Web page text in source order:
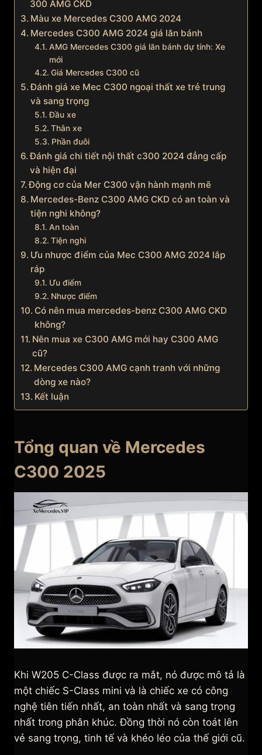
300 AMG CKD
Màu xe Mercedes C300 AMG 2024
Mercedes C300 AMG 2024 giá lăn bánh
AMG Mercedes C300 giá lăn bánh dự tính: Xe
mới
Giá Mercedes C300 cũ
Đánh giá xe Mec C300 ngoại thất xe trẻ trung
và sang trọng
Đầu xe
Thân xe
Phần đuôi
Đánh giá chi tiết nội thất c300 2024 đẳng cấp
và hiện đại
Động cơ của Mer C300 vận hành mạnh mẽ
Mercedes-Benz C300 AMG CKD có an toàn và
tiện nghi không?
An toàn
Tiện nghi
Ưu nhược điểm của Mec C300 AMG 2024 lắp
ráp
Ưu điểm
Nhược điểm
Có nên mua mercedes-benz C300 AMG CKD
không?
Nên mua xe C300 AMG mới hay C300 AMG
cũ?
Mercedes C300 AMG cạnh tranh với những
dòng xe nào?
Kết luận
Tổng quan về Mercedes
C300 2025
Khi W205 C-Class được ra mắt, nó được mô tả là
một chiếc S-Class mini và là chiếc xe có công
nghệ tiên tiến nhất, an toàn nhất và sang trọng
nhất trong phân khúc. Đồng thời nó còn toát lên
vẻ sang trọng, tinh tế và khéo léo của thế giới cũ.